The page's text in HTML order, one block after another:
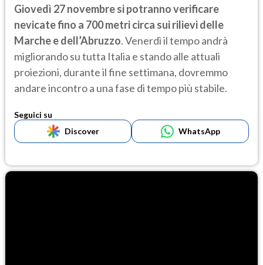
Giovedì 27 novembre si potranno verificare
nevicate fino a 700 metri circa sui rilievi delle
Marche e dell’Abruzzo. Venerdì il tempo andrà
migliorando su tutta Italia e stando alle attuali
proiezioni, durante il fine settimana, dovremmo
andare incontro a una fase di tempo più stabile.
Seguici su
Discover
WhatsApp